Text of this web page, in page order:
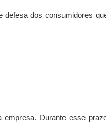
dos consumidores
Durante esse